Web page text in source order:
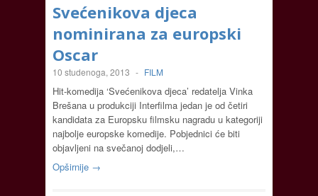
Svećenikova djeca
nominirana za europski
Oscar
10 studenoga, 2013 - FILM
Hit-komedija ‘Svećenikova djeca’ redatelja Vinka
Brešana u produkciji Interfilma jedan je od četiri
kandidata za Europsku filmsku nagradu u kategoriji
najbolje europske komedije. Pobjednici će biti
objavljeni na svečanoj dodjeli,…
Opširnije →